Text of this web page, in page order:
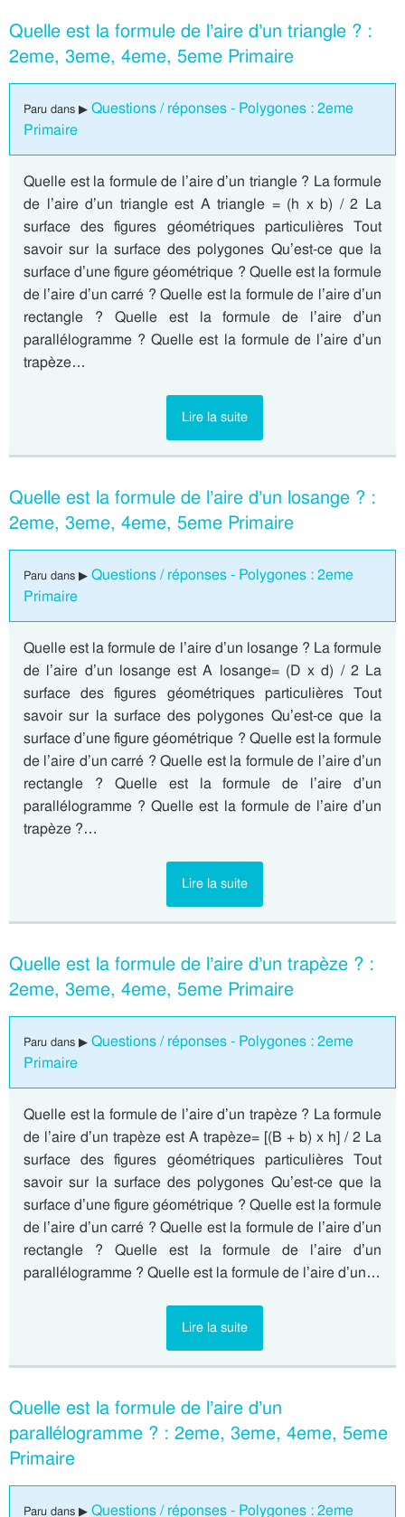
Quelle est la formule de l’aire d’un triangle ? :
2eme, 3eme, 4eme, 5eme Primaire
Paru dans ▶ Questions / réponses - Polygones : 2eme
Primaire
Quelle est la formule de l’aire d’un triangle ? La formule
de l’aire d’un triangle est A triangle = (h x b) / 2 La
surface des figures géométriques particulières Tout
savoir sur la surface des polygones Qu’est-ce que la
surface d’une figure géométrique ? Quelle est la formule
de l’aire d’un carré ? Quelle est la formule de l’aire d’un
rectangle ? Quelle est la formule de l’aire d’un
parallélogramme ? Quelle est la formule de l’aire d’un
trapèze…
Lire la suite
Quelle est la formule de l’aire d’un losange ? :
2eme, 3eme, 4eme, 5eme Primaire
Paru dans ▶ Questions / réponses - Polygones : 2eme
Primaire
Quelle est la formule de l’aire d’un losange ? La formule
de l’aire d’un losange est A losange= (D x d) / 2 La
surface des figures géométriques particulières Tout
savoir sur la surface des polygones Qu’est-ce que la
surface d’une figure géométrique ? Quelle est la formule
de l’aire d’un carré ? Quelle est la formule de l’aire d’un
rectangle ? Quelle est la formule de l’aire d’un
parallélogramme ? Quelle est la formule de l’aire d’un
trapèze ?…
Lire la suite
Quelle est la formule de l’aire d’un trapèze ? :
2eme, 3eme, 4eme, 5eme Primaire
Paru dans ▶ Questions / réponses - Polygones : 2eme
Primaire
Quelle est la formule de l’aire d’un trapèze ? La formule
de l’aire d’un trapèze est A trapèze= [(B + b) x h] / 2 La
surface des figures géométriques particulières Tout
savoir sur la surface des polygones Qu’est-ce que la
surface d’une figure géométrique ? Quelle est la formule
de l’aire d’un carré ? Quelle est la formule de l’aire d’un
rectangle ? Quelle est la formule de l’aire d’un
parallélogramme ? Quelle est la formule de l’aire d’un…
Lire la suite
Quelle est la formule de l’aire d’un
parallélogramme ? : 2eme, 3eme, 4eme, 5eme
Primaire
Paru dans ▶ Questions / réponses - Polygones : 2eme